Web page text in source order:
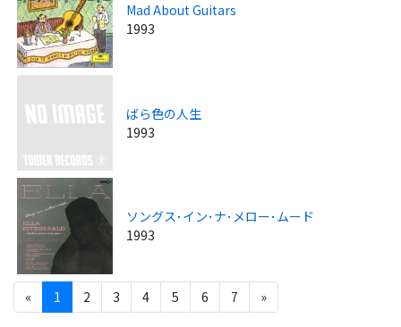
Mad About Guitars
1993
ばら色の人生
1993
ソングス･イン･ナ･メロー･ムード
1993
« 1 2 3 4 5 6 7 »